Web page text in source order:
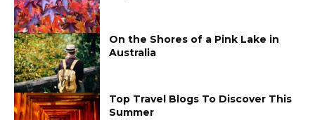
On the Shores of a Pink Lake in
Australia
Top Travel Blogs To Discover This
Summer